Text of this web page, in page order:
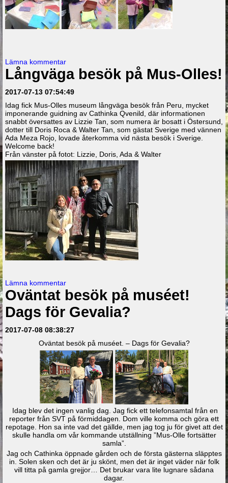
Lämna kommentar
Långväga besök på Mus-Olles!
2017-07-13 07:54:49
Idag fick Mus-Olles museum långväga besök från Peru, mycket
imponerande guidning av Cathinka Qvenild, där informationen
snabbt översattes av Lizzie Tan, som numera är bosatt i Östersund,
dotter till Doris Roca & Walter Tan, som gästat Sverige med vännen
Ada Meza Rojo, lovade återkomma vid nästa besök i Sverige.
Welcome back!
Från vänster på fotot: Lizzie, Doris, Ada & Walter
Lämna kommentar
Oväntat besök på muséet!
Dags för Gevalia?
2017-07-08 08:38:27
Oväntat besök på muséet. – Dags för Gevalia?
Idag blev det ingen vanlig dag. Jag fick ett telefonsamtal från en
reporter från SVT på förmiddagen. Dom ville komma och göra ett
repotage. Hon sa inte vad det gällde, men jag tog ju för givet att det
skulle handla om vår kommande utställning ”Mus-Olle fortsätter
samla”.
Jag och Cathinka öppnade gården och de första gästerna släpptes
in. Solen sken och det är ju skönt, men det är inget väder när folk
vill titta på gamla grejjor… Det brukar vara lite lugnare sådana
dagar.